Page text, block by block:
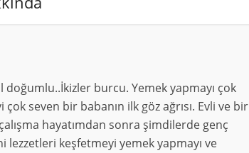
doğumlu..İkizler burcu. Yemek yapmayı çok
seven bir babanın ilk göz ağrısı. Evli ve bir
hayatımdan sonra şimdilerde genç
keşfetmeyi yemek yapmayı ve